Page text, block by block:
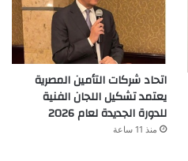
اتحاد شركات التأمين المصرية
يعتمد تشكيل اللجان الفنية
للدورة الجديدة لعام 2026
منذ 11 ساعة